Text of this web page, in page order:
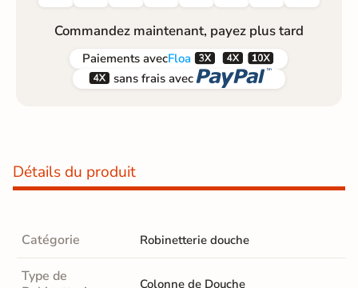
Commandez maintenant, payez plus tard
Paiements avecFloa  
 sans frais avec 
Détails du produit
Catégorie Robinetterie douche
Type de
Colonne de Douche